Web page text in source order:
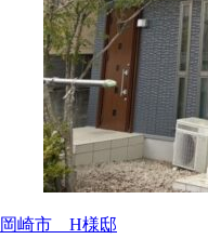
岡崎市 H様邸